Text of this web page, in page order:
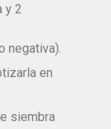
y 2
negativa).
en
siembra